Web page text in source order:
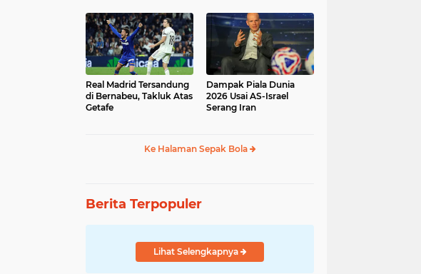
Real Madrid Tersandung
di Bernabeu, Takluk Atas
Getafe
Dampak Piala Dunia
2026 Usai AS-Israel
Serang Iran
Ke Halaman Sepak Bola
Berita Terpopuler
Lihat Selengkapnya